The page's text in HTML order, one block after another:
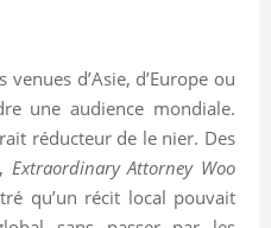
d’Asie, d’Europe ou
une audience mondiale.
réducteur de le nier. Des
, Extraordinary Attorney Woo
qu’un récit local pouvait